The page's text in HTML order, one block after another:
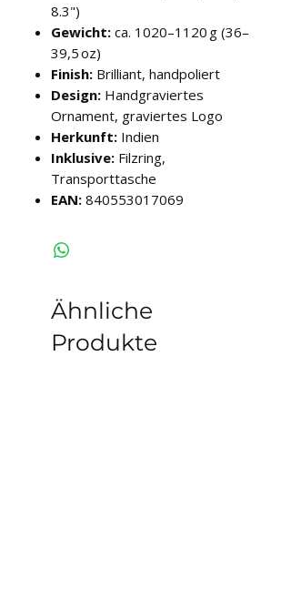
8.3")
Gewicht: ca. 1020–1120 g (36–
39,5 oz)
Finish: Brilliant, handpoliert
Design: Handgraviertes
Ornament, graviertes Logo
Herkunft: Indien
Inklusive: Filzring,
Transporttasche
EAN: 840553017069
Ähnliche
Produkte